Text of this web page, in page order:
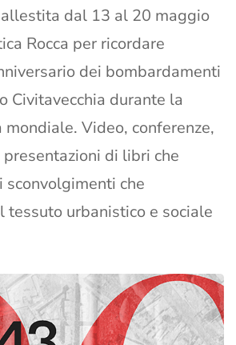
dal 13 al 20 maggio
Rocca per ricordare
dei bombardamenti
Civitavecchia durante la
mondiale. Video, conferenze,
di libri che
che
tessuto urbanistico e sociale